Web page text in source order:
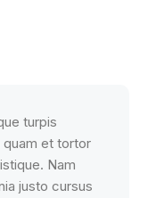
turpis
et tortor
Nam
justo cursus